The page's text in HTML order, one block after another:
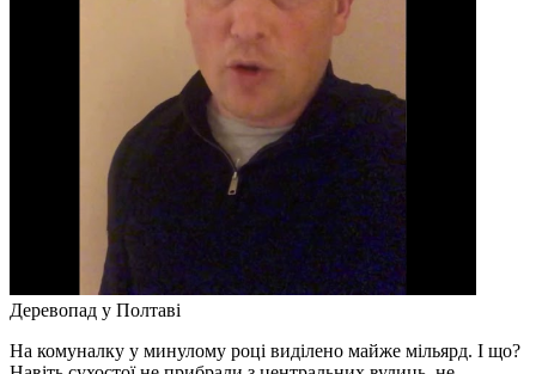
Деревопад у Полтаві
На комуналку у минулому році виділено майже мільярд. І що?